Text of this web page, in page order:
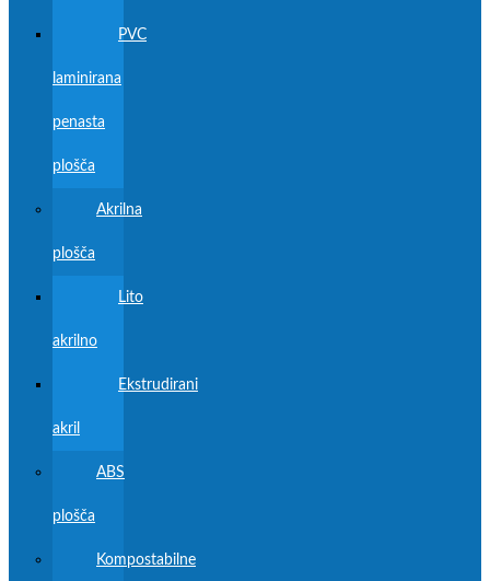
PVC
laminirana
penasta
plošča
Akrilna
plošča
Lito
akrilno
Ekstrudirani
akril
ABS
plošča
Kompostabilne